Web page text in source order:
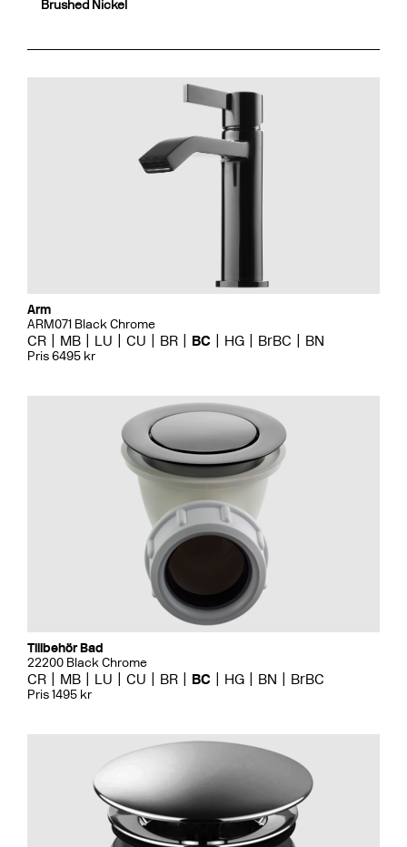
Brushed Nickel
Arm
ARM071 Black Chrome
CR MB LU CU BR BC HG BrBC BN
Pris 6495 kr
Tillbehör Bad
22200 Black Chrome
CR MB LU CU BR BC HG BN BrBC
Pris 1495 kr